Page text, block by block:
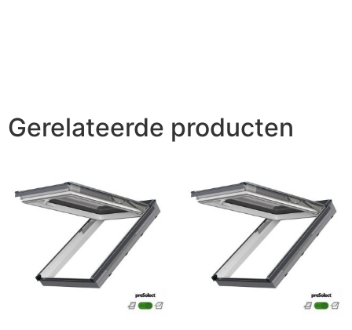
Gerelateerde producten